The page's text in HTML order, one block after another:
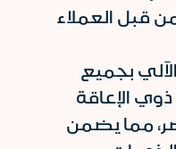
قبل العملاء
بجميع
الإعاقة
مما يضمن